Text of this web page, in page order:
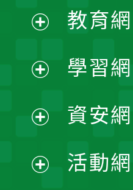
選
單
開
選
單
開
選
單
開
選
開
教育
學習
資安
活動